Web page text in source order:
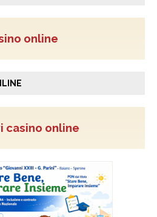
online
casino online